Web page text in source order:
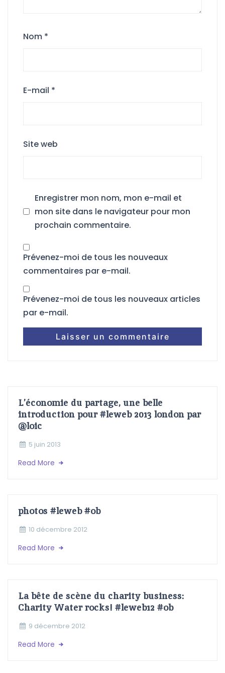
Nom *
E-mail *
Site web
Enregistrer mon nom, mon e-mail et
mon site dans le navigateur pour mon
prochain commentaire.
Prévenez-moi de tous les nouveaux
commentaires par e-mail.
Prévenez-moi de tous les nouveaux articles
par e-mail.
L’économie du partage, une belle
introduction pour #leweb 2013 london par
@loic
5 juin 2013
Read More
photos #leweb #ob
10 décembre 2012
Read More
La bête de scène du charity business:
Charity Water rocks! #leweb12 #ob
9 décembre 2012
Read More